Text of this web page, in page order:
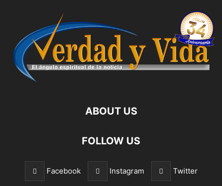
ABOUT US
FOLLOW US
Facebook Instagram Twitter